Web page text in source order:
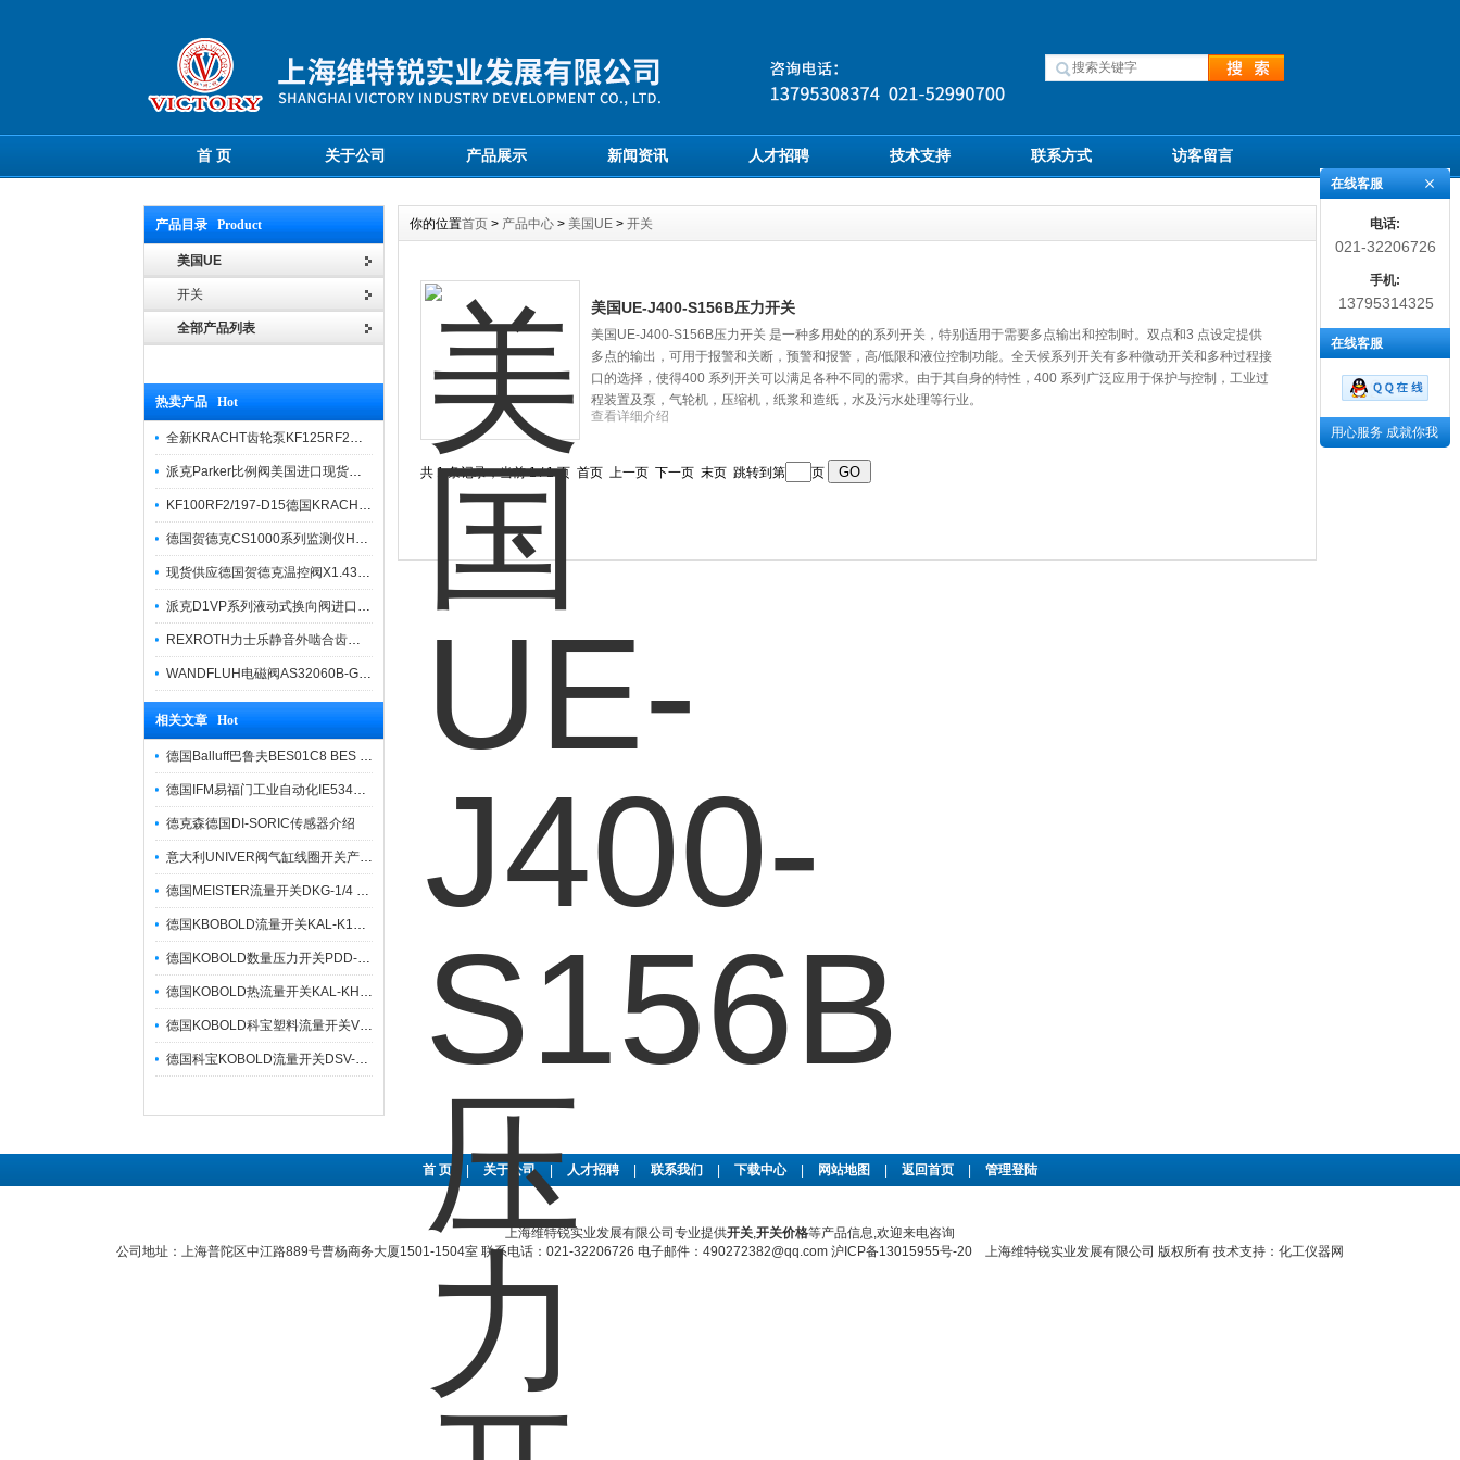
首 页 关于公司 产品展示 新闻资讯 人才招聘 技术支持 联系方式 访客留言
产品目录 Product
美国UE
开关
全部产品列表
热卖产品 Hot
全新KRACHT齿轮泵KF125RF2选型样本
派克Parker比例阀美国进口现货报价
KF100RF2/197-D15德国KRACHT克拉克原装齿轮泵
德国贺德克CS1000系列监测仪HYDAC
现货供应德国贺德克温控阀X1.437.25.100
派克D1VP系列液动式换向阀进口产品报价
REXROTH力士乐静音外啮合齿轮泵AZPT现货
WANDFLUH电磁阀AS32060B-G24授权代理商
相关文章 Hot
德国Balluff巴鲁夫BES01C8 BES 516-325-S4-C电感式接近开关技术解析
德国IFM易福门工业自动化IE5340接近开关
德克森德国DI-SORIC传感器介绍
意大利UNIVER阀气缸线圈开关产品分类
德国MEISTER流量开关DKG-1/4 G 1/2 VA o.Schlalte.选型代码及特点描述
德国KBOBOLD流量开关KAL-K1215SPG3工作性能及特点描述
德国KOBOLD数量压力开关PDD-553R4C315尺寸规格及特征描述
德国KOBOLD热流量开关KAL-KH1315SST3工作方法及选型依据描述
德国KOBOLD科宝塑料流量开关VKP-2075R25S功能特性及选型依据描述
德国科宝KOBOLD流量开关DSV-2107HR0R25工作原理及特征描述
你的位置首页 > 产品中心 > 美国UE > 开关
美国UE-J400-S156B压力开关
美国UE-J400-S156B压力开关 是一种多用处的的系列开关，特别适用于需要多点输出和控制时。双点和3 点设定提供
多点的输出，可用于报警和关断，预警和报警，高/低限和液位控制功能。全天候系列开关有多种微动开关和多种过程接
口的选择，使得400 系列开关可以满足各种不同的需求。由于其自身的特性，400 系列广泛应用于保护与控制，工业过
程装置及泵，气轮机，压缩机，纸浆和造纸，水及污水处理等行业。
查看详细介绍
共 1 条记录，当前 1 / 1 页 首页 上一页 下一页 末页 跳转到第 页
首 页 关于公司 人才招聘 联系我们 下载中心 网站地图 返回首页 管理登陆
上海维特锐实业发展有限公司专业提供开关,开关价格等产品信息,欢迎来电咨询
公司地址：上海普陀区中江路889号曹杨商务大厦1501-1504室 联系电话：021-32206726 电子邮件：490272382@qq.com 沪ICP备13015955号-20 上海维特锐实业发展有限公司 版权所有 技术支持： 化工仪器网
在线客服
电话:
021-32206726
手机:
13795314325
在线客服
用心服务 成就你我